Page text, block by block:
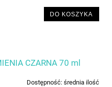
DO KOSZYKA
CZARNA 70 ml
Dostępność: średnia ilość